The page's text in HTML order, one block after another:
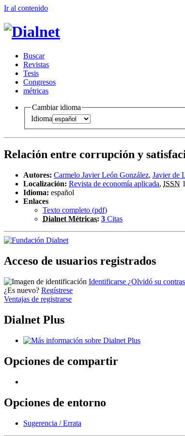
Ir al contenido
Buscar
Revistas
Tesis
Congresos
métricas
Cambiar idioma
Idioma
Relación entre corrupción y
Autores: Carmelo Javier León González, Javier de
Localización: Revista de economía aplicada, ISSN
Idioma: español
Enlaces
Texto completo (pdf)
Dialnet Métricas: 3 Citas
Acceso de usuarios registrados
Identificarse ¿Olvidó su
¿Es nuevo? Regístrese
Ventajas de registrarse
Dialnet Plus
Opciones de compartir
Opciones de entorno
Sugerencia / Errata